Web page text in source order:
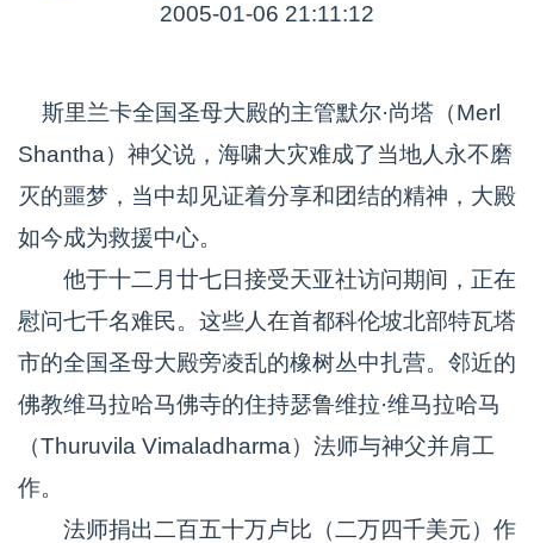
2005-01-06 21:11:12
斯里兰卡全国圣母大殿的主管默尔·尚塔（Merl
Shantha）神父说，海啸大灾难成了当地人永不磨
灭的噩梦，当中却见证着分享和团结的精神，大殿
如今成为救援中心。
他于十二月廿七日接受天亚社访问期间，正在
慰问七千名难民。这些人在首都科伦坡北部特瓦塔
市的全国圣母大殿旁凌乱的橡树丛中扎营。邻近的
佛教维马拉哈马佛寺的住持瑟鲁维拉·维马拉哈马
（Thuruvila Vimaladharma）法师与神父并肩工
作。
法师捐出二百五十万卢比（二万四千美元）作